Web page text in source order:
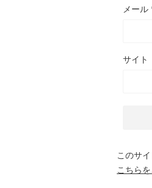
メール
サイト
このサ
こちら